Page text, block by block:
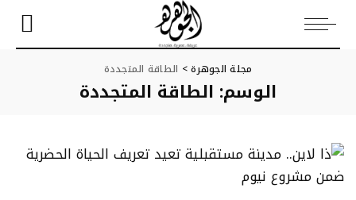
مجلة الجوهرة> الطاقة المتجددة
الوسم: الطاقة المتجددة